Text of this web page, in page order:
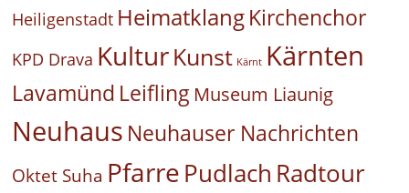
Heiligenstadt HeimatklangKirchenchor
KPD Drava KulturKunst Kärnt Kärnten
Lavamünd Leifling Museum Liaunig
Neuhaus Neuhauser Nachrichten
Oktet Suha PfarrePudlach Radtour